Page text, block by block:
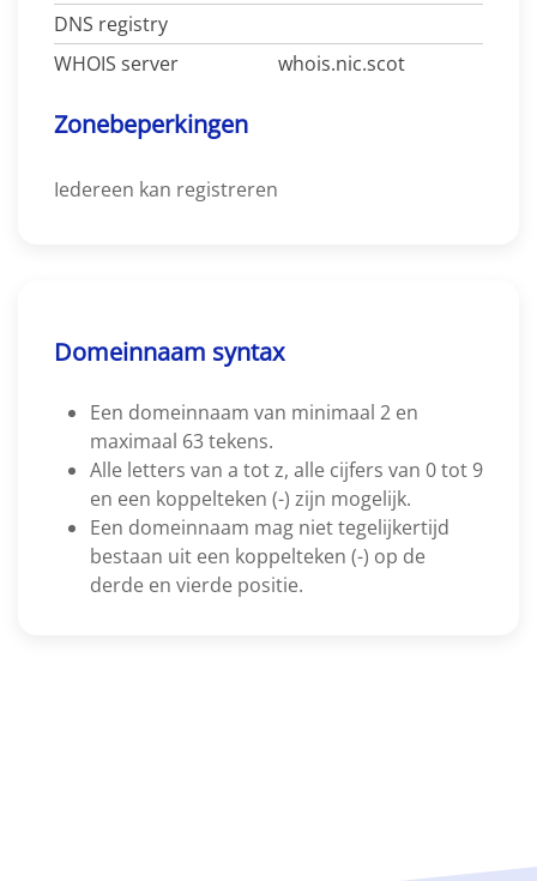
DNS registry
WHOIS server
whois.nic.scot
Zonebeperkingen
Iedereen kan registreren
Domeinnaam syntax
Een domeinnaam van minimaal 2 en
maximaal 63 tekens.
Alle letters van a tot z, alle cijfers van 0 tot 9
en een koppelteken (-) zijn mogelijk.
Een domeinnaam mag niet tegelijkertijd
bestaan uit een koppelteken (-) op de
derde en vierde positie.